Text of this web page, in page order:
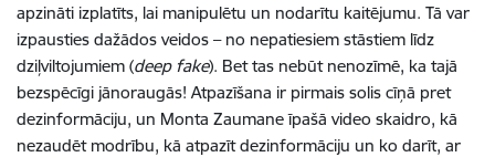
apzināti izplatīts, lai manipulētu un nodarītu kaitējumu. Tā var
izpausties dažādos veidos – no nepatiesiem stāstiem līdz
dziļviltojumiem (deep fake). Bet tas nebūt nenozīmē, ka tajā
bezspēcīgi jānoraugās! Atpazīšana ir pirmais solis cīņā pret
dezinformāciju, un Monta Zaumane īpašā video skaidro, kā
nezaudēt modrību, kā atpazīt dezinformāciju un ko darīt, ar